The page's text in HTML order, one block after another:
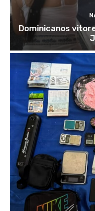
Dominicanos